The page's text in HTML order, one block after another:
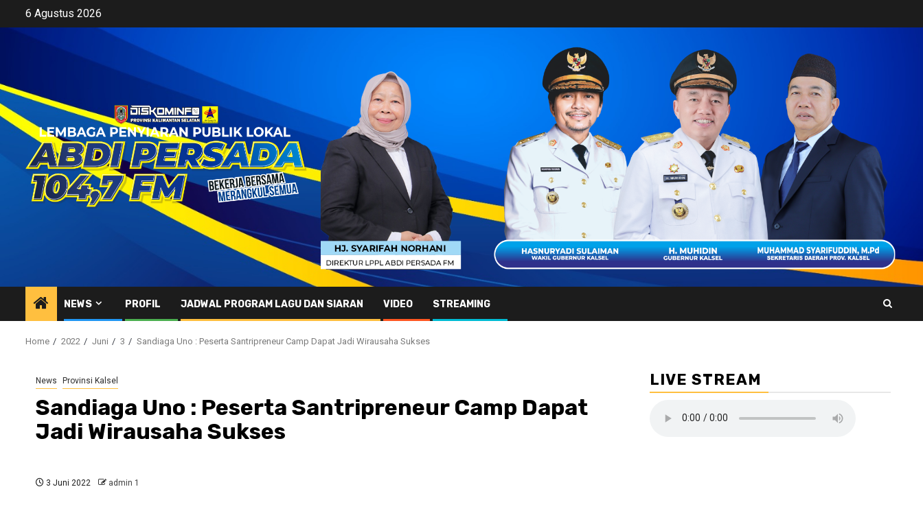
content
6 Agustus 2026
NEWS PROFIL JADWAL PROGRAM LAGU DAN SIARAN VIDEO STREAMING
Home 2022 Juni 3 Sandiaga Uno : Peserta Santripreneur Camp Dapat Jadi Wirausaha Sukses
News Provinsi Kalsel
Sandiaga Uno : Peserta Santripreneur Camp Dapat
Jadi Wirausaha Sukses
3 Juni 2022 admin 1
LIVE STREAM